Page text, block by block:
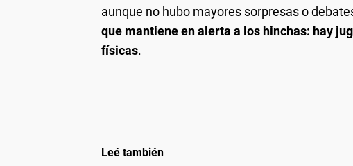
aunque no hubo mayores sorpresas o
que mantiene en alerta a los hinchas: hay
físicas.
Leé también